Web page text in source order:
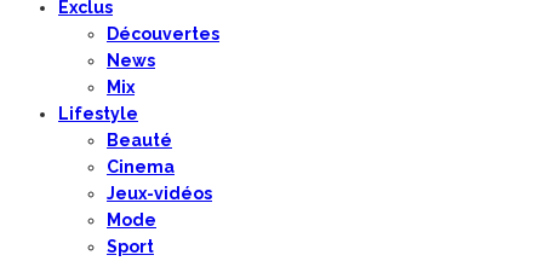
Exclus
Découvertes
News
Mix
Lifestyle
Beauté
Cinema
Jeux-vidéos
Mode
Sport